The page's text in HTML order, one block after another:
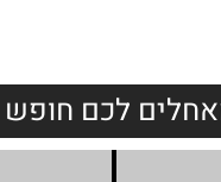
לכם חופש